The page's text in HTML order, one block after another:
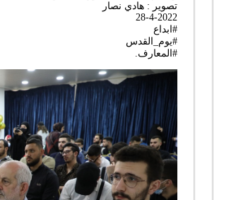
تصوير : هادي نصار
28-4-2022
#ابداع
#يوم_القدس
#المعارف.